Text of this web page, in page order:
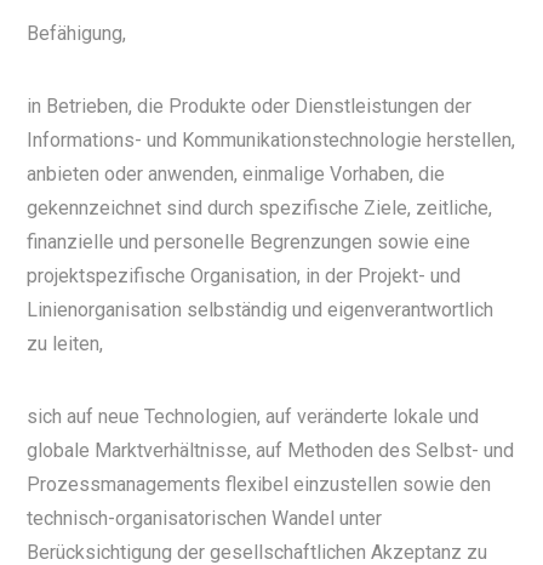
Befähigung,
in Betrieben, die Produkte oder Dienstleistungen der
Informations- und Kommunikationstechnologie herstellen,
anbieten oder anwenden, einmalige Vorhaben, die
gekennzeichnet sind durch spezifische Ziele, zeitliche,
finanzielle und personelle Begrenzungen sowie eine
projektspezifische Organisation, in der Projekt- und
Linienorganisation selbständig und eigenverantwortlich
zu leiten,
sich auf neue Technologien, auf veränderte lokale und
globale Marktverhältnisse, auf Methoden des Selbst- und
Prozessmanagements flexibel einzustellen sowie den
technisch-organisatorischen Wandel unter
Berücksichtigung der gesellschaftlichen Akzeptanz zu